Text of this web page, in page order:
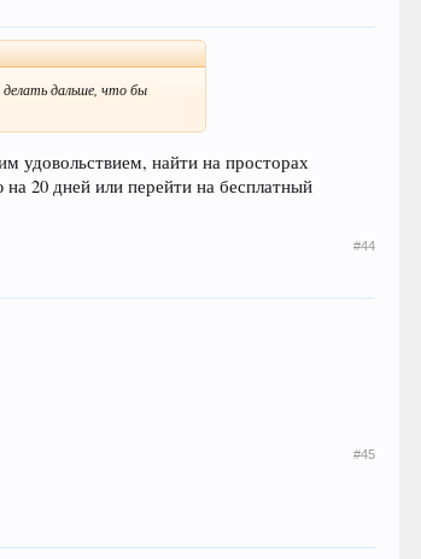
делать дальше, что бы
удовольствием, найти на просторах
20 дней или перейти на бесплатный
#44
#45